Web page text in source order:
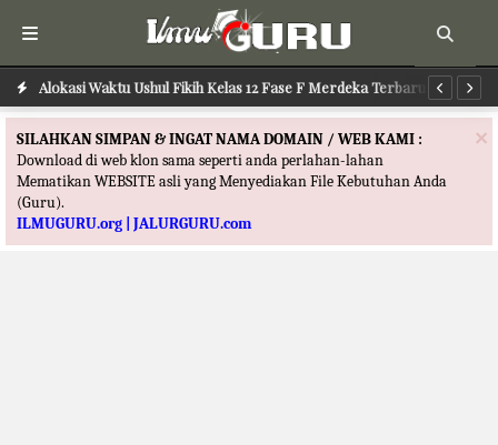
Alokasi Waktu Ushul Fikih Kelas 12 Fase F Merdeka Terbaru
Alokasi Waktu Ilmu Tafsir Kelas 12 Fase F Merdeka Terbaru
×
SILAHKAN SIMPAN & INGAT NAMA DOMAIN / WEB KAMI :
Download di web klon sama seperti anda perlahan-lahan
Mematikan WEBSITE asli yang Menyediakan File Kebutuhan Anda
(Guru).
ILMUGURU.org | JALURGURU.com